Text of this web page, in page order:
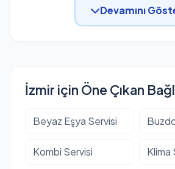
Devamını
İzmir için Öne Çıkan
Beyaz Eşya Servisi
Kombi Servisi Klima